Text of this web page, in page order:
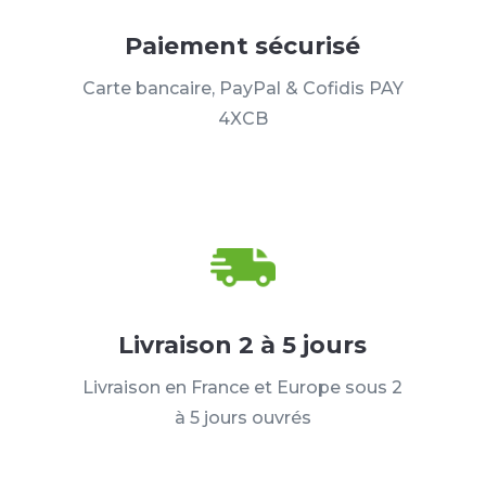
Paiement sécurisé
Carte bancaire, PayPal & Cofidis PAY
4XCB
Livraison 2 à 5 jours
Livraison en France et Europe sous 2
à 5 jours ouvrés